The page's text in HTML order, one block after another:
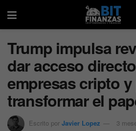
Trump impulsa
dar acceso
empresas cripto
transformar el
Escrito por Javier Lopez 3